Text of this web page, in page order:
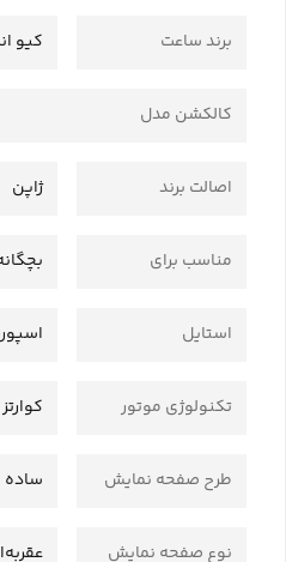
برند ساعت کیو
کالکشن مدل
اصالت برند ژاپن
مناسب برای
استایل
تکنولوژی موتور
طرح صفحه نمایش ساده
نوع صفحه نمایش